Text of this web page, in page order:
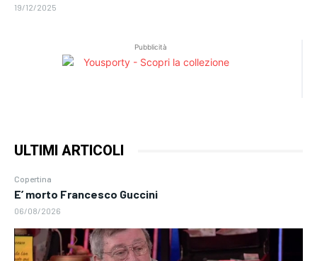
Pubblicità
ULTIMI ARTICOLI
Copertina
E’ morto Francesco Guccini
06/08/2026
19/12/2025